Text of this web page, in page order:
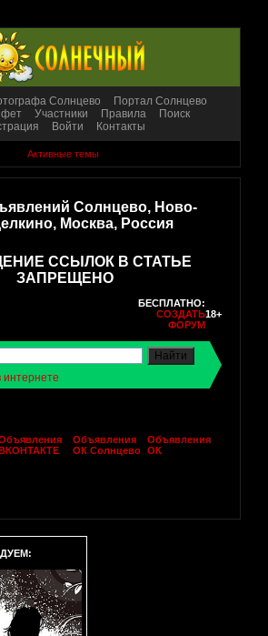
Солнцево
Портал Солнцево
Участники Правила
Поиск
Войти Контакты
Активные темы
Солнцево, Ново-
Москва, Россия
ССЫЛОК В СТАТЬЕ
ЗАПРЕЩЕНО
БЕСПЛАТНО:
СОЗДАТЬ
ФОРУМ
18+
интернете
Объявления
ОК Солнцево
Объявления
ОК